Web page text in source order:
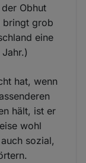
Obhut
bringt grob
eine
hat, wenn
hält, ist er
wohl
sozial,